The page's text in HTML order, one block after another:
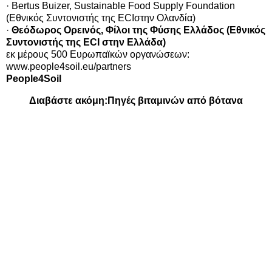
· Bertus Buizer, Sustainable Food Supply Foundation
(Εθνικός Συντονιστής της ECIστην Ολανδία)
· Θεόδωρος Ορεινός, Φίλοι της Φύσης Ελλάδος (Εθνικός
Συντονιστής της ECI στην Ελλάδα)
εκ μέρους 500 Ευρωπαϊκών οργανώσεων:
www.people4soil.eu/partners
People4Soil
Διαβάστε ακόμη: Πηγές βιταμινών από βότανα